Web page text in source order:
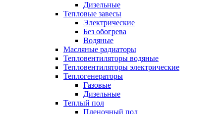
Дизельные
Тепловые завесы
Электрические
Без обогрева
Водяные
Масляные радиаторы
Тепловентиляторы водяные
Тепловентиляторы электрические
Теплогенераторы
Газовые
Дизельные
Теплый пол
Пленочный пол